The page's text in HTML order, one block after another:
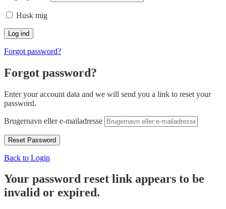
Husk mig
Forgot password?
Forgot password?
Enter your account data and we will send you a link to reset your
password.
Brugernavn eller e-mailadresse
Back to Login
Your password reset link appears to be
invalid or expired.